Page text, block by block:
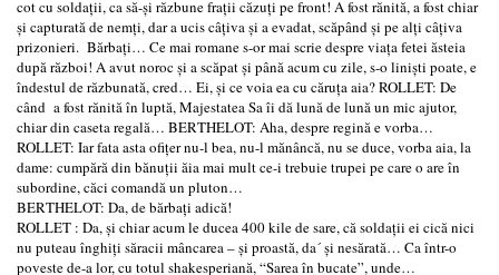
cot cu soldaţii, ca să-şi răzbune fraţii căzuţi pe front! A fost rănită, a fost chiar
şi capturată de nemţi, dar a ucis câţiva şi a evadat, scăpând şi pe alţi câţiva
prizonieri. Bărbaţi… Ce mai romane s-or mai scrie despre viaţa fetei ăsteia
după război! A avut noroc şi a scăpat şi până acum cu zile, s-o linişti poate, e
îndestul de răzbunată, cred… Ei, şi ce voia ea cu căruţa aia? ROLLET: De
când a fost rănită în luptă, Majestatea Sa îi dă lună de lună un mic ajutor,
chiar din caseta regală… BERTHELOT: Aha, despre regină e vorba…
ROLLET: Iar fata asta ofiţer nu-l bea, nu-l mănâncă, nu se duce, vorba aia, la
dame: cumpără din bănuţii ăia mai mult ce-i trebuie trupei pe care o are în
subordine, căci comandă un pluton…
BERTHELOT: Da, de bărbaţi adică!
ROLLET : Da, şi chiar acum le ducea 400 kile de sare, că soldaţii ei cică nici
nu puteau înghiţi săracii mâncarea – şi proastă, da´ şi nesărată… Ca într-o
poveste de-a lor, cu totul shakesperiană, “Sarea în bucate”, unde…